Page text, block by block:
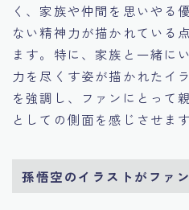
く、家族や仲間を思いやる
ない精神力が描かれている
ます。特に、家族と一緒に
力を尽くす姿が描かれたイ
を強調し、ファンにとって
としての側面を感じさせます
孫悟空のイラストがファ